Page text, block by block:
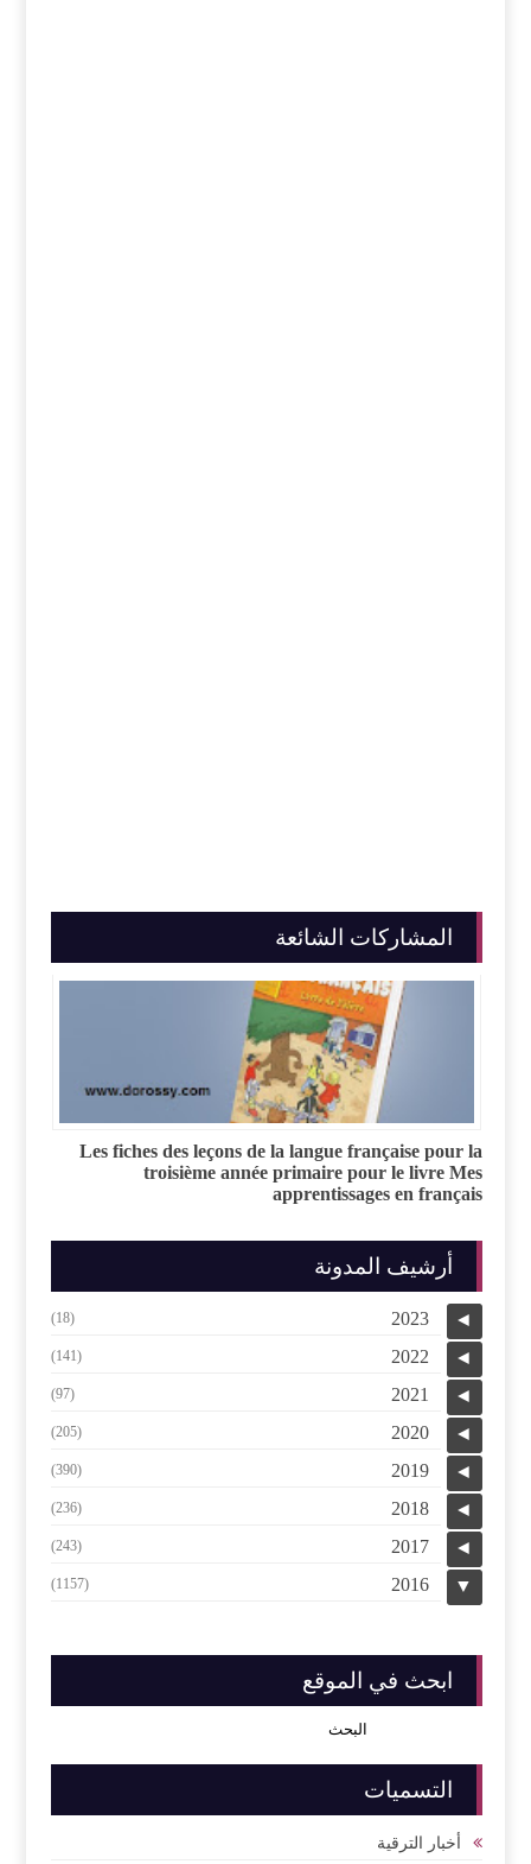
المشاركات الشائعة
Les fiches des leçons de la langue française pour la
troisième année primaire pour le livre Mes
apprentissages en français
أرشيف المدونة
◄
2023
(18)
◄
2022
(141)
◄
2021
(97)
◄
2020
(205)
◄
2019
(390)
◄
2018
(236)
◄
2017
(243)
▼
2016
(1157)
ابحث في الموقع
التسميات
أخبار الترقية